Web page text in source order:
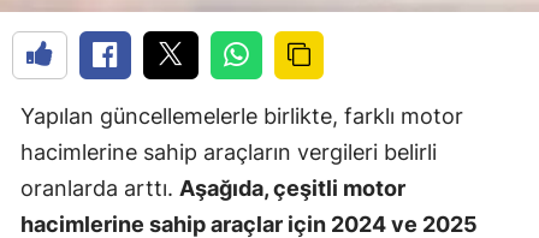
Yapılan güncellemelerle birlikte, farklı motor
hacimlerine sahip araçların vergileri belirli
oranlarda arttı. Aşağıda, çeşitli motor
hacimlerine sahip araçlar için 2024 ve 2025